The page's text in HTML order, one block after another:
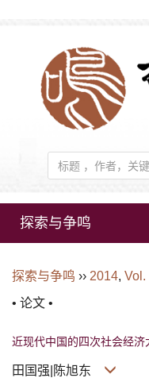
探索与争鸣
探索与争鸣 ›› 2014, Vol.
• 论文 •
近现代中国的四次社会经
田国强|陈旭东